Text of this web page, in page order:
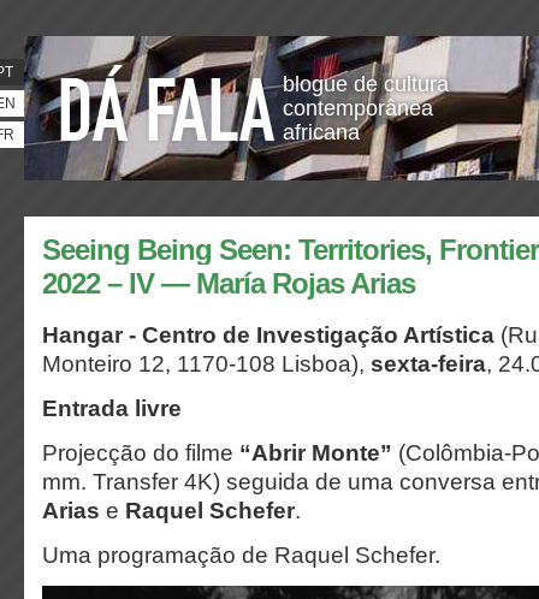
blogue de cultura
contemporânea
africana
Seeing Being Seen: Territories,
2022 – IV — María Rojas Arias
Hangar - Centro de Investigação Artística
Monteiro 12, 1170-108 Lisboa), sexta-feira,
Entrada livre
Projecção do filme “Abrir Monte” (Colômbia-
mm. Transfer 4K) seguida de uma conversa
Arias e Raquel Schefer.
Uma programação de Raquel Schefer.